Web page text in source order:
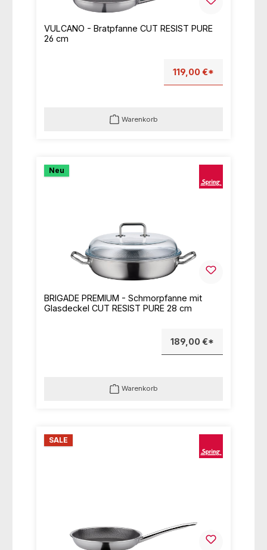
VULCANO - Bratpfanne CUT RESIST PURE
26 cm
119,00 €*
Warenkorb
Neu
BRIGADE PREMIUM - Schmorpfanne mit
Glasdeckel CUT RESIST PURE 28 cm
189,00 €*
Warenkorb
SALE